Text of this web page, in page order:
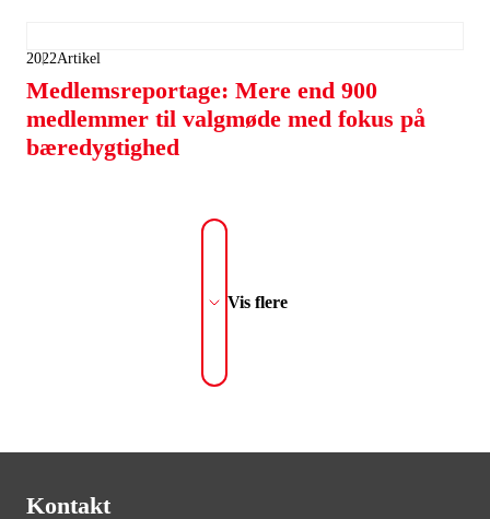
2022Artikel
Medlemsreportage: Mere end 900
medlemmer til valgmøde med fokus på
bæredygtighed
Vis flere
Kontakt